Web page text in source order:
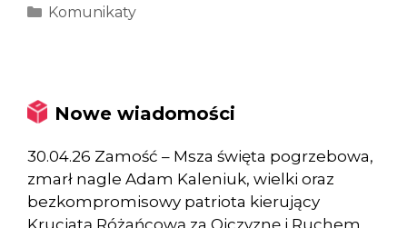
Kategorie
Komunikaty
Nowe wiadomości
30.04.26 Zamość – Msza święta pogrzebowa,
zmarł nagle Adam Kaleniuk, wielki oraz
bezkompromisowy patriota kierujący
Krucjatą Różańcową za Ojczyznę i Ruchem